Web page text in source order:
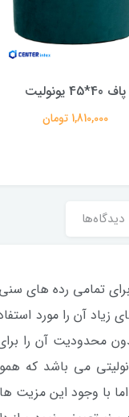
پاف 40*45 یونولیت
1,810,000 تومان
دیدگاه‌ها
80*100 یونولیت برای
زیاد آن را مورد
محدودیت آن را
می باشد که
با وجود این